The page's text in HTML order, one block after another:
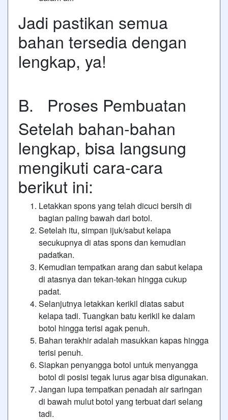
Jadi pastikan semua
bahan tersedia dengan
lengkap, ya!
B. Proses Pembuatan
Setelah bahan-bahan
lengkap, bisa langsung
mengikuti cara-cara
berikut ini:
Letakkan spons yang telah dicuci bersih di
bagian paling bawah dari botol.
Setelah itu, simpan ijuk/sabut kelapa
secukupnya di atas spons dan kemudian
padatkan.
Kemudian tempatkan arang dan sabut kelapa
di atasnya dan tekan-tekan hingga cukup
padat.
Selanjutnya letakkan kerikil diatas sabut
kelapa tadi. Tuangkan batu kerikil ke dalam
botol hingga terisi agak penuh.
Bahan terakhir adalah masukkan kapas hingga
terisi penuh.
Siapkan penyangga botol untuk menyangga
botol di posisi tegak lurus agar bisa digunakan.
Jangan lupa tempatkan penadah air saringan
di bawah mulut botol yang terbuat dari selang
tadi.